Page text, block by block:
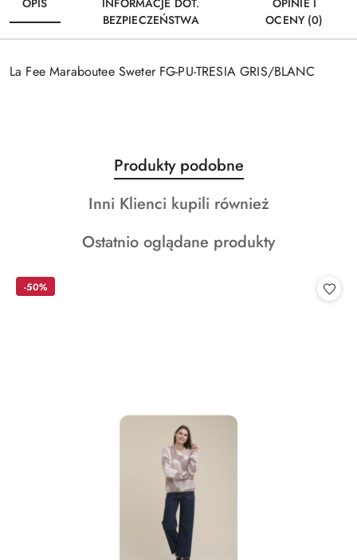
BEZPIECZEŃSTWA
OCENY (0)
La Fee Maraboutee Sweter FG-PU-TRESIA GRIS/BLANC
Pomiń karuzelę produktów
Produkty
o
statusie:
Produkty podobne
Produkty
statusie:
Inni Klienci kupili również
Produkty
Ostatnio oglądane produkty
-50%